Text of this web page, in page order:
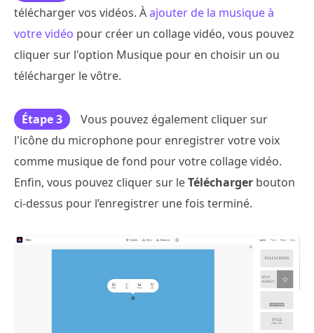
télécharger vos vidéos. Àajouter de la musique à
votre vidéo pour créer un collage vidéo, vous pouvez
cliquer sur l'option Musique pour en choisir un ou
télécharger le vôtre.
Étape 3
Vous pouvez également cliquer sur
l'icône du microphone pour enregistrer votre voix
comme musique de fond pour votre collage vidéo.
Enfin, vous pouvez cliquer sur leTélécharger bouton
ci-dessus pour l’enregistrer une fois terminé.